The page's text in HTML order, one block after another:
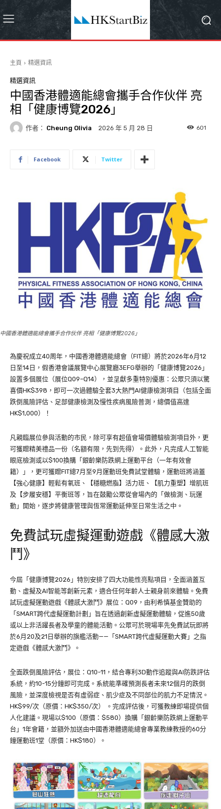
主頁 精選資訊
精選資訊
中國香港體適能總會攜手合作伙伴 亮
相「健康博覽2026」
作者： Cheung Olivia 2026 年 5 月 28 日 601
Facebook Twitter
中國香港體適能總會攜手合作伙伴 亮相「健康博覽2026」
為慶祝成立40周年，中國香港體適能總會（FIT總）將於2026年6月12
日至14日，假香港會議展覽中心展覽廳3EFG舉辦的「健康博覽2026」
設置多個展位（展位Q09–Q14），並呈獻多重特別優惠：公眾只須以驚
喜價HK$398，即可一次過體驗全套3大熱門AI健康檢測項目（包括全面
跌倒風險評估、足部健康檢測及慢性疾病風險普測，總價值高達
HK$1,000）！
凡親臨展位參與活動的市民，除可享有超值會場價體驗檢測項目外，更
可獲贈精美禮品一份（名額有限，先到先得）。此外，凡完成人工智能
眼底檢測或以$100換購「銀齡樂防跌網上運動平台（一年有效會
籍）」，更可獲贈FIT總7月至9月運動班免費試堂體驗，運動班將涵蓋
【強心健康】輕鬆有氧班、【穩糖燃脂】活力班、【肌力重塑】增肌班
及【步履安穩】平衡班等，旨在鼓勵公眾從會場內的「做檢測、玩運
動」開始，逐步將健康管理與恆常運動延伸至日常生活之中。
免費試玩虛擬運動遊戲《體感大激
鬥》
今屆「健康博覽2026」特別安排了四大功能性亮點項目，全面涵蓋互
動、虛擬及AI智能等創新元素，適合任何年齡人士親身前來體驗。免費
試玩虛擬運動遊戲《體感大激鬥》展位：Q09，由利希慎基金贊助的
「SMART跨代虛擬運動計劃」旨在透過創新虛擬運動體驗，促進50歲
或以上非活躍長者及學童的體能活動。公眾可於現場率先免費試玩即將
於6月20及21日舉辦的旗艦活動——「SMART跨代虛擬運動大賽」之指
定遊戲《體感大激鬥》。
全面跌倒風險評估，展位：Q10-11，結合專利3D動作追蹤與AI防跌評估
系統，約10-15分鐘即可完成。系統能準確預測長者未來12個月的跌倒
風險，並深度檢視是否有虛弱症、肌少症及不同部位的肌力不足情況。
HK$99/次（原價：HK$350/次） 。完成評估後，可獲教練即場提供個
人化建議。現場以$100（原價：$580）換購「銀齡樂防跌網上運動平
台」1年會籍，並額外加送由中國香港體適能總會專業教練教授的60分
鐘運動班1堂（原價：HK$180）。